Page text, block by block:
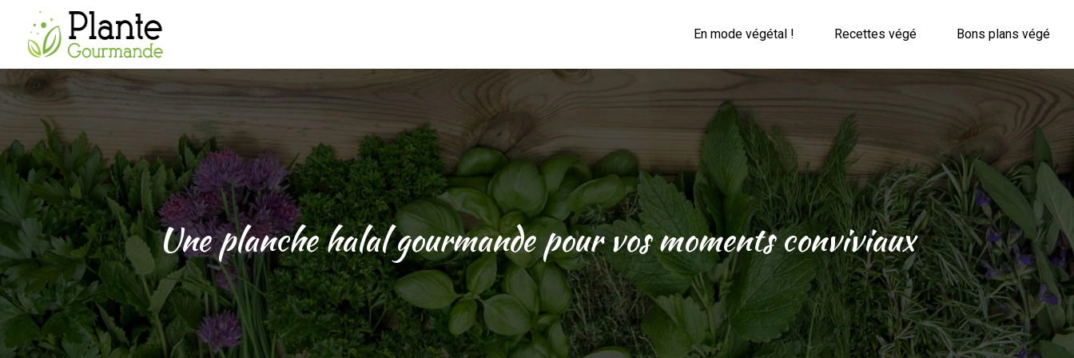
En mode végétal ! Recettes végé Bons plans végé
Une planche halal gourmande pour vos moments conviviaux